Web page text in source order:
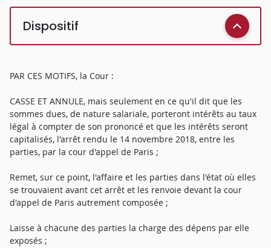
Dispositif
PAR CES MOTIFS, la Cour :
CASSE ET ANNULE, mais seulement en ce qu'il dit que les
sommes dues, de nature salariale, porteront intérêts au taux
légal à compter de son prononcé et que les intérêts seront
capitalisés, l'arrêt rendu le 14 novembre 2018, entre les
parties, par la cour d'appel de Paris ;
Remet, sur ce point, l'affaire et les parties dans l'état où elles
se trouvaient avant cet arrêt et les renvoie devant la cour
d'appel de Paris autrement composée ;
Laisse à chacune des parties la charge des dépens par elle
exposés ;